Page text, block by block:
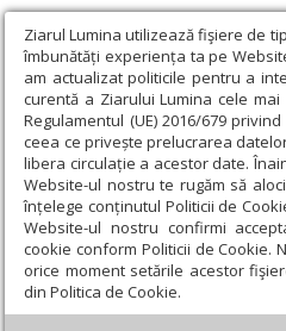
Ziarul Lumina utilizează fişiere de
îmbunătăți experiența ta pe
am actualizat politicile pentru a
curentă a Ziarului Lumina cele
Regulamentul (UE) 2016/679
ceea ce privește prelucrarea
libera circulație a acestor date.
Website-ul nostru te rugăm să
înțelege conținutul Politicii de
Website-ul nostru confirmi
cookie conform Politicii de Cookie.
orice moment setările acestor
din Politica de Cookie.
Ziarul Lumina › Teologie și
căzuţi şi rolul lor în căderea omului
Îngerii căzuţi şi rolul
şi în susţinerea răului